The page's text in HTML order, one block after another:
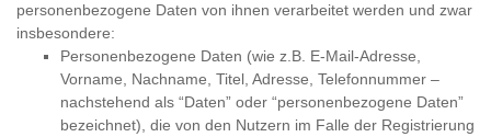
personenbezogene Daten von ihnen verarbeitet werden und zwar
insbesondere:
Personenbezogene Daten (wie z.B. E-Mail-Adresse,
Vorname, Nachname, Titel, Adresse, Telefonnummer –
nachstehend als “Daten” oder “personenbezogene Daten”
bezeichnet), die von den Nutzern im Falle der Registrierung